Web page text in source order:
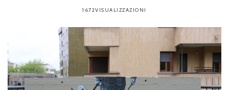
1672VISUALIZZAZIONI